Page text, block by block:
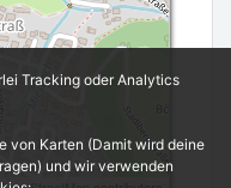
Tracking oder Analytics
von Karten (Damit wird deine
und wir verwenden